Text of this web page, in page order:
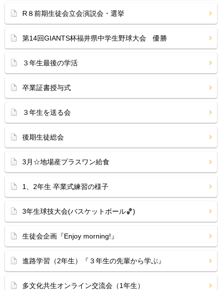
R８前期生徒会立会演説会・選挙
第14回GIANTS杯福井県中学生野球大会 優勝
３年生最後の学活
卒業証書授与式
３年生を送る会
後期生徒総会
3月☆地場産プラスワン給食
1、2年生 卒業式練習の様子
3年生球技大会(バスケットボール🏀)
生徒会企画『Enjoy morning!』
進路学習（2年生）『３年生の先輩から学ぶ』
多文化共生オンライン交流会（1年生）